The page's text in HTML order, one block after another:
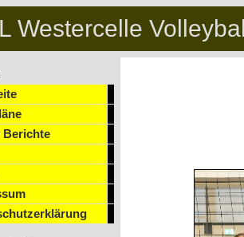
Westercelle